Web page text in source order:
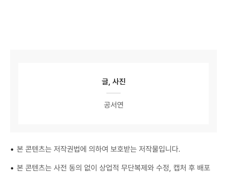
글, 사진
공서연
• 본 콘텐츠는 저작권법에 의하여 보호받는 저작물입니다.
• 본 콘텐츠는 사전 동의 없이 상업적 무단복제와 수정, 캡처 후 배포